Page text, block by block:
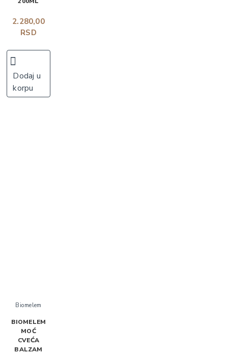
2.280,00
RSD
Dodaj u
korpu
Biomelem
BIOMELEM
MOĆ
CVEĆA
BALZAM